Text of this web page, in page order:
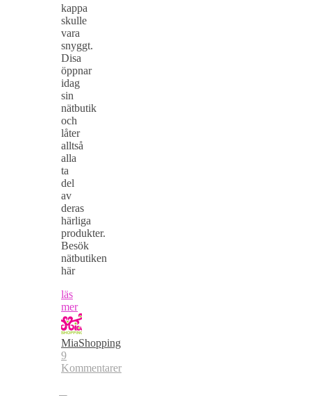
kappa
skulle
vara
snyggt.
Disa
öppnar
idag
sin
nätbutik
och
låter
alltså
alla
ta
del
av
deras
härliga
produkter.
Besök
nätbutiken
här
läs
mer
MiaShopping
9
Kommentarer